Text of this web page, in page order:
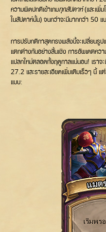
ความผิดปกติเข้าเกมทุกสัปดาห์(และเพิ่
ในสัปดาห์นั้น) จนกว่าจะมีมากกว่า 50 แ
การปรับกติกาสุดทรงพลังนี้จะเปลี่ยนรูป
แตกต่างกันอย่างสิ้นเชิง การอัพเดตคว
แปลกใหม่ตลอดทั้งฤดูกาลแน่นอน! เรา
27.2 และรายละเอียดเพิ่มเติมเร็วๆ นี้
แบบ: